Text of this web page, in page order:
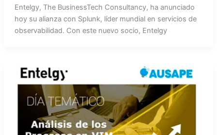
Entelgy, The BusinessTech Consultancy, ha anunciado
hoy su alianza con Splunk, líder mundial en servicios de
observabilidad. Con este nuevo socio, Entelgy